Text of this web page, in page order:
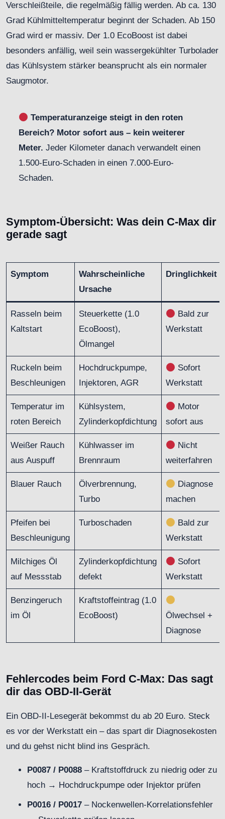
Verschleißteile, die regelmäßig fällig werden. Ab ca. 130
Grad Kühlmitteltemperatur beginnt der Schaden. Ab 150
Grad wird er massiv. Der 1.0 EcoBoost ist dabei
besonders anfällig, weil sein wassergekühlter Turbolader
das Kühlsystem stärker beansprucht als ein normaler
Saugmotor.
Temperaturanzeige steigt in den roten
Bereich? Motor sofort aus – kein weiterer
Meter. Jeder Kilometer danach verwandelt einen
1.500-Euro-Schaden in einen 7.000-Euro-
Schaden.
Symptom-Übersicht: Was dein C-Max dir
gerade sagt
Symptom
Wahrscheinliche
Ursache
Dringlichkeit
Rasseln beim
Kaltstart
Steuerkette (1.0
EcoBoost),
Ölmangel
Bald zur
Werkstatt
Ruckeln beim
Beschleunigen
Hochdruckpumpe,
Injektoren, AGR
Sofort
Werkstatt
Temperatur im
roten Bereich
Kühlsystem,
Zylinderkopfdichtung
Motor
sofort aus
Weißer Rauch
aus Auspuff
Kühlwasser im
Brennraum
Nicht
weiterfahren
Blauer Rauch
Ölverbrennung,
Turbo
Diagnose
machen
Pfeifen bei
Beschleunigung
Turboschaden
Bald zur
Werkstatt
Milchiges Öl
auf Messstab
Zylinderkopfdichtung
defekt
Sofort
Werkstatt
Benzingeruch
im Öl
Kraftstoffeintrag (1.0
EcoBoost)
Ölwechsel +
Diagnose
Fehlercodes beim Ford C-Max: Das sagt
dir das OBD-II-Gerät
Ein OBD-II-Lesegerät bekommst du ab 20 Euro. Steck
es vor der Werkstatt ein – das spart dir Diagnosekosten
und du gehst nicht blind ins Gespräch.
P0087 / P0088 – Kraftstoffdruck zu niedrig oder zu
hoch → Hochdruckpumpe oder Injektor prüfen
P0016 / P0017 – Nockenwellen-Korrelationsfehler